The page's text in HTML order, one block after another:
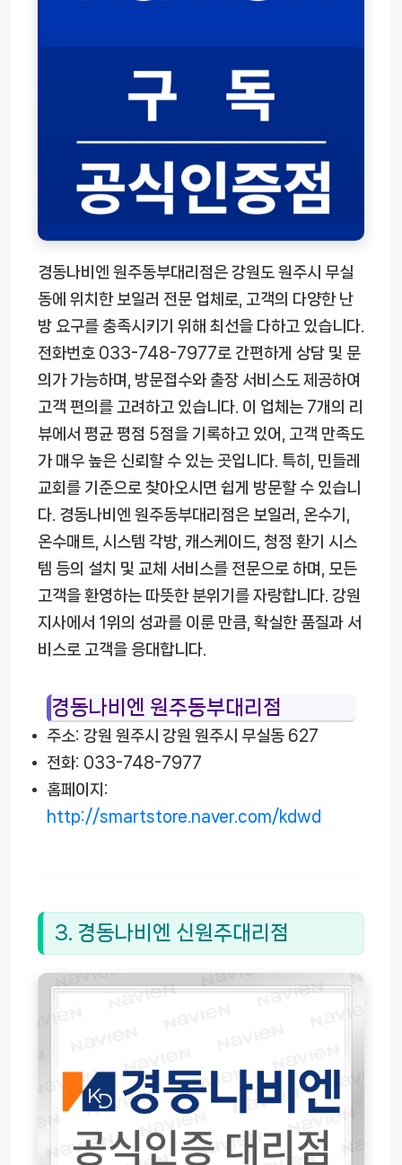
경동나비엔 원주동부대리점은 강원도 원주시 무실
동에 위치한 보일러 전문 업체로, 고객의 다양한 난
방 요구를 충족시키기 위해 최선을 다하고 있습니다.
전화번호 033-748-7977로 간편하게 상담 및 문
의가 가능하며, 방문접수와 출장 서비스도 제공하여
고객 편의를 고려하고 있습니다. 이 업체는 7개의 리
뷰에서 평균 평점 5점을 기록하고 있어, 고객 만족도
가 매우 높은 신뢰할 수 있는 곳입니다. 특히, 민들레
교회를 기준으로 찾아오시면 쉽게 방문할 수 있습니
다. 경동나비엔 원주동부대리점은 보일러, 온수기,
온수매트, 시스템 각방, 캐스케이드, 청정 환기 시스
템 등의 설치 및 교체 서비스를 전문으로 하며, 모든
고객을 환영하는 따뜻한 분위기를 자랑합니다. 강원
지사에서 1위의 성과를 이룬 만큼, 확실한 품질과 서
비스로 고객을 응대합니다.
경동나비엔 원주동부대리점
주소: 강원 원주시 강원 원주시 무실동 627
전화: 033-748-7977
홈페이지:
http://smartstore.naver.com/kdwd
3. 경동나비엔 신원주대리점